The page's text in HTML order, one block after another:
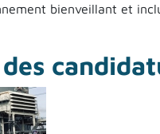
bienveillant et
internationale des